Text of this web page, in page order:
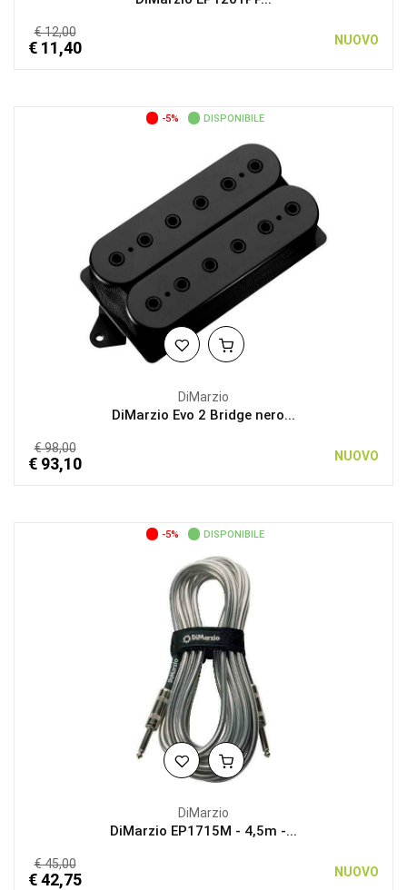
€ 12,00
€ 11,40 NUOVO
-5% DISPONIBILE
DiMarzio
DiMarzio Evo 2 Bridge nero...
€ 98,00
€ 93,10 NUOVO
-5% DISPONIBILE
DiMarzio
DiMarzio EP1715M - 4,5m -...
€ 45,00
€ 42,75 NUOVO